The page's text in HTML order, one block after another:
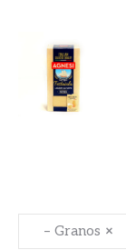
×
– Granos